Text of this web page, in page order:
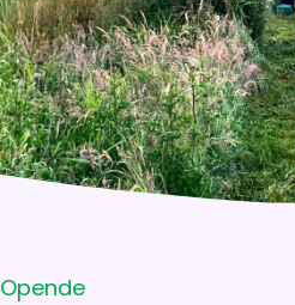
Opende